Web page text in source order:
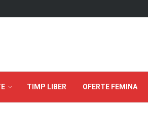
TIMP LIBER OFERTE FEMINA